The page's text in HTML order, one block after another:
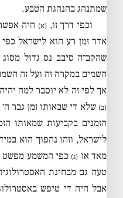
שמתנהג בהנהגת הטבע.
וכפי דרך זו,(א) היה
אדר זמן רע הוא לישראל
שהקב״ה סיבב נס גדול
השמים במקרה זה ועל זה
אך לפי זה לא יוסבר למה
(ב) שלא די שבאותו זמן גבר
הזמנים בקביעות שמאותו
לישראל, וזהו נהפוך הוא
מאד או (ג) כפי המשמע מפשט
טעה גם מבחינת
אבל היה די טיפש